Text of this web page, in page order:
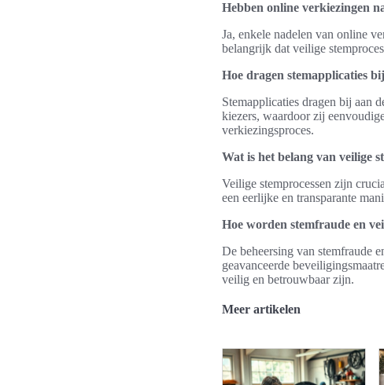
Hebben online verkiezingen
Ja, enkele nadelen van online
belangrijk dat veilige
Hoe dragen stemapplicaties
Stemapplicaties dragen bij aan
kiezers, waardoor zij
verkiezingsproces.
Wat is het belang van veilige
Veilige stemprocessen zijn
een eerlijke en transparante
Hoe worden stemfraude en
De beheersing van stemfraude
geavanceerde
veilig en betrouwbaar zijn.
Meer artikelen